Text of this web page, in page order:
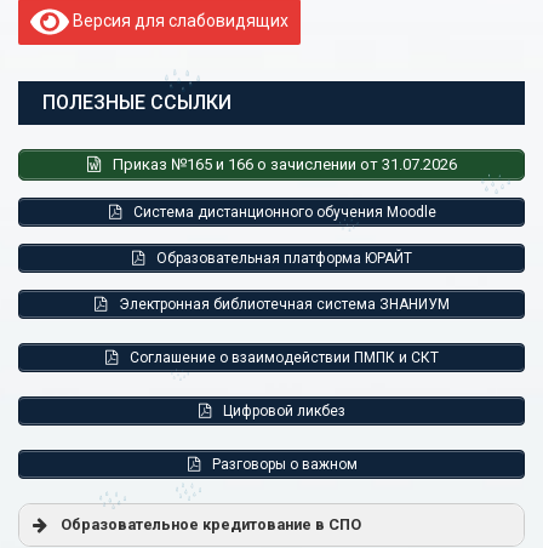
Версия для слабовидящих
ПОЛЕЗНЫЕ ССЫЛКИ
Приказ №165 и 166 о зачислении от 31.07.2026
Система дистанционного обучения Moodle
Образовательная платформа ЮРАЙТ
Электронная библиотечная система ЗНАНИУМ
Соглашение о взаимодействии ПМПК и СКТ
Цифровой ликбез
Разговоры о важном
Образовательное кредитование в СПО